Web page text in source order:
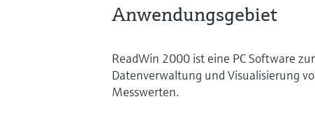
Anwendungsgebiet
ReadWin 2000 ist eine PC Software
Datenverwaltung und Visualisierung
Messwerten.